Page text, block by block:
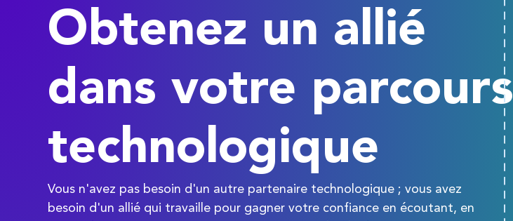
Obtenez un allié
dans votre parcours
technologique
Vous n'avez pas besoin d'un autre partenaire technologique ; vous avez
besoin d'un allié qui travaille pour gagner votre confiance en écoutant, en